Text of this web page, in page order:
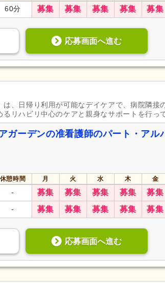
60分 募集 募集 募集 募集 募集
応募画面へ進む
、日帰り利用が可能なデイケアで、病院隣接
リハビリ中心のケアと親身なサポートを行っ
ガーデンの准看護師のパート・アル
休憩時間 月 火 水 木 金
- 募集 募集 募集 募集 募集
- 募集 募集 募集 募集 募集
応募画面へ進む